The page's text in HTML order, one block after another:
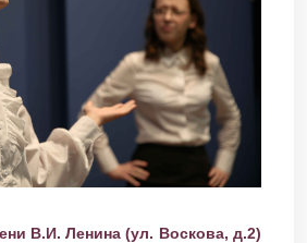
В.И. Ленина (ул. Воскова, д.2)